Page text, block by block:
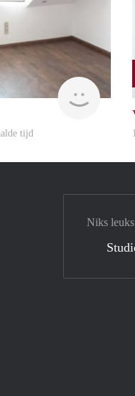
tijd
Niks